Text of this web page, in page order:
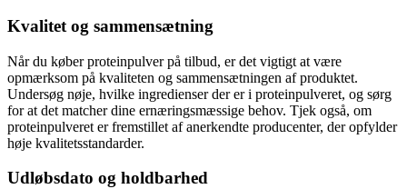
Kvalitet og sammensætning
Når du køber proteinpulver på tilbud, er det vigtigt at være
opmærksom på kvaliteten og sammensætningen af produktet.
Undersøg nøje, hvilke ingredienser der er i proteinpulveret, og sørg
for at det matcher dine ernæringsmæssige behov. Tjek også, om
proteinpulveret er fremstillet af anerkendte producenter, der opfylder
høje kvalitetsstandarder.
Udløbsdato og holdbarhed